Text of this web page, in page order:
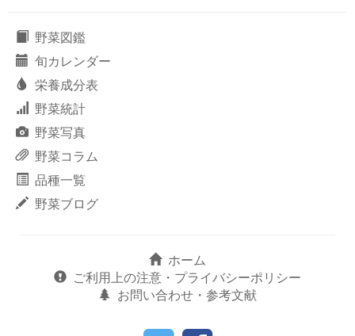
野菜図鑑
旬カレンダー
栄養成分表
野菜統計
野菜写真
野菜コラム
品種一覧
野菜ブログ
ホーム
ご利用上の注意・プライバシーポリシー
お問い合わせ・参考文献